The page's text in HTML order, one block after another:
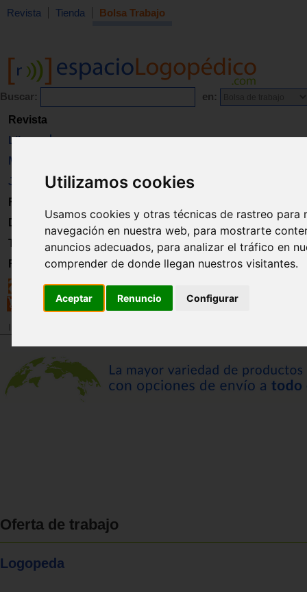
Utilizamos cookies
Usamos cookies y otras técnicas de rastreo para
navegación en nuestra web, para mostrarte
anuncios adecuados, para analizar el tráfico en
comprender de donde llegan nuestros visitantes.
Aceptar Renuncio Configurar
Revista Tienda Bolsa Trabajo
Buscar: en:
Revista
Libros
Material
Juguetes
Formación
Directorio
Trabajo
Registro
Oferta de trabajo
Logopeda